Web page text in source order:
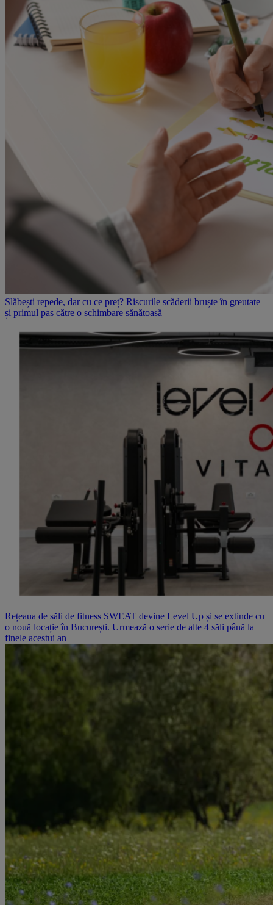
Slăbești repede, dar cu ce preț? Riscurile scăderii bruște în greutate
și primul pas către o schimbare sănătoasă
Rețeaua de săli de fitness SWEAT devine Level Up și se extinde cu
o nouă locație în București. Urmează o serie de alte 4 săli până la
finele acestui an